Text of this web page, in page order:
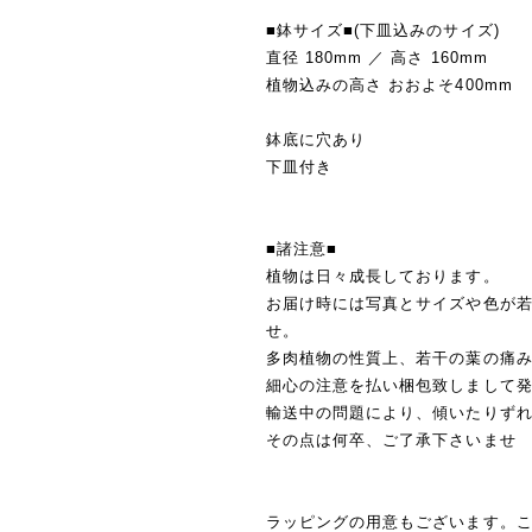
■鉢サイズ■(下皿込みのサイズ)
直径 180mm ／ 高さ 160mm
植物込みの高さ おおよそ400mm
鉢底に穴あり
下皿付き
■諸注意■
植物は日々成長しております。
お届け時には写真とサイズや色が
せ。
多肉植物の性質上、若干の葉の痛
細心の注意を払い梱包致しまして
輸送中の問題により、傾いたりず
その点は何卒、ご了承下さいませ
ラッピングの用意もございます。